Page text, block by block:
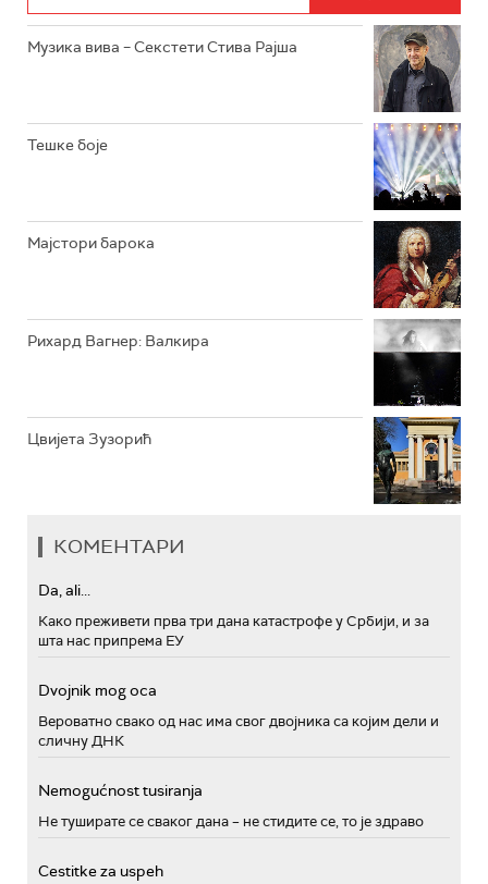
Музика вива – Секстети Стива Рајша
Тешке боје
Мајстори барока
Рихард Вагнер: Валкира
Цвијета Зузорић
КОМЕНТАРИ
Da, ali...
Како преживети прва три дана катастрофе у Србији, и за
шта нас припрема ЕУ
Dvojnik mog oca
Вероватно свако од нас има свог двојника са којим дели и
сличну ДНК
Nemogućnost tusiranja
Не туширате се сваког дана – не стидите се, то је здраво
Cestitke za uspeh